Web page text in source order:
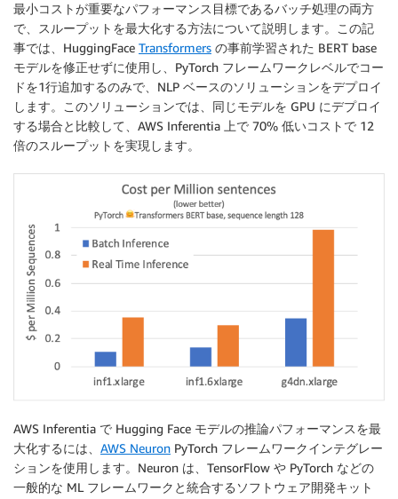
最小コストが重要なパフォーマンス目標であるバッチ処理の両方
で、スループットを最大化する方法について説明します。この記
事では、HuggingFace Transformers の事前学習された BERT base
モデルを修正せずに使用し、PyTorch フレームワークレベルでコー
ドを1行追加するのみで、NLP ベースのソリューションをデプロイ
します。このソリューションでは、同じモデルを GPU にデプロイ
する場合と比較して、AWS Inferentia 上で 70% 低いコストで 12
倍のスループットを実現します。
AWS Inferentia で Hugging Face モデルの推論パフォーマンスを最
大化するには、 AWS Neuron PyTorch フレームワークインテグレー
ションを使用します。Neuron は、TensorFlow や PyTorch などの
一般的な ML フレームワークと統合するソフトウェア開発キット